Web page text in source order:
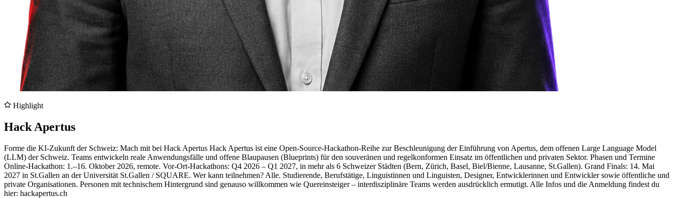
Highlight
Hack Apertus
Forme die KI-Zukunft der Schweiz: Mach mit bei Hack Apertus Hack Apertus ist eine Open-Source-Hackathon-Reihe zur Beschleunigung der Einführung von Apertus, dem offenen Large Language Model
(LLM) der Schweiz. Teams entwickeln reale Anwendungsfälle und offene Blaupausen (Blueprints) für den souveränen und regelkonformen Einsatz im öffentlichen und privaten Sektor. Phasen und Termine
Online-Hackathon: 1.–16. Oktober 2026, remote. Vor-Ort-Hackathons: Q4 2026 – Q1 2027, in mehr als 6 Schweizer Städten (Bern, Zürich, Basel, Biel/Bienne, Lausanne, St.Gallen). Grand Finals: 14. Mai
2027 in St.Gallen an der Universität St.Gallen / SQUARE. Wer kann teilnehmen? Alle. Studierende, Berufstätige, Linguistinnen und Linguisten, Designer, Entwicklerinnen und Entwickler sowie öffentliche und
private Organisationen. Personen mit technischem Hintergrund sind genauso willkommen wie Quereinsteiger – interdisziplinäre Teams werden ausdrücklich ermutigt. Alle Infos und die Anmeldung findest du
hier: hackapertus.ch